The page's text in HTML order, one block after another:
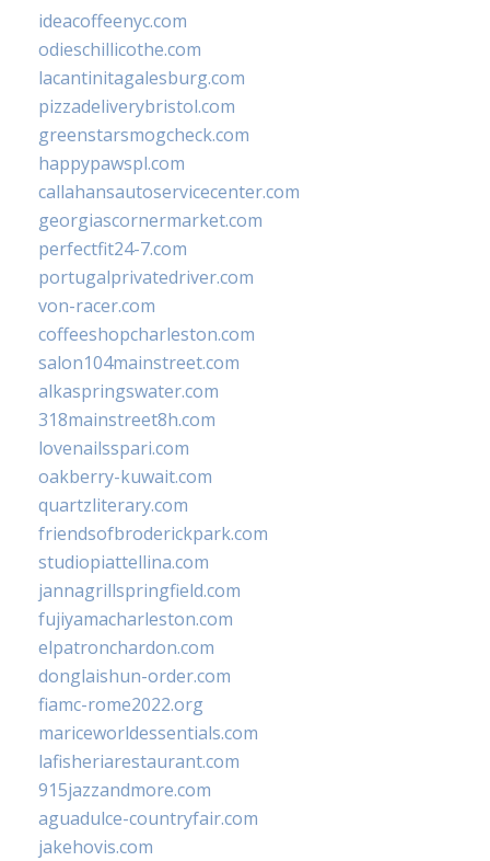
ideacoffeenyc.com
odieschillicothe.com
lacantinitagalesburg.com
pizzadeliverybristol.com
greenstarsmogcheck.com
happypawspl.com
callahansautoservicecenter.com
georgiascornermarket.com
perfectfit24-7.com
portugalprivatedriver.com
von-racer.com
coffeeshopcharleston.com
salon104mainstreet.com
alkaspringswater.com
318mainstreet8h.com
lovenailsspari.com
oakberry-kuwait.com
quartzliterary.com
friendsofbroderickpark.com
studiopiattellina.com
jannagrillspringfield.com
fujiyamacharleston.com
elpatronchardon.com
donglaishun-order.com
fiamc-rome2022.org
mariceworldessentials.com
lafisheriarestaurant.com
915jazzandmore.com
aguadulce-countryfair.com
jakehovis.com